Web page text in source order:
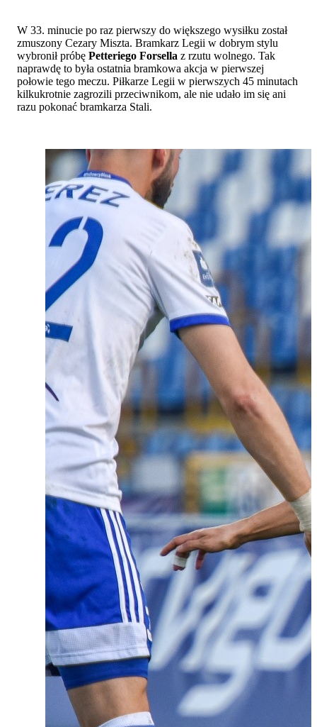
W 33. minucie po raz pierwszy do większego wysiłku został
zmuszony Cezary Miszta. Bramkarz Legii w dobrym stylu
wybronił próbę Petteriego Forsella z rzutu wolnego. Tak
naprawdę to była ostatnia bramkowa akcja w pierwszej
połowie tego meczu. Piłkarze Legii w pierwszych 45 minutach
kilkukrotnie zagrozili przeciwnikom, ale nie udało im się ani
razu pokonać bramkarza Stali.